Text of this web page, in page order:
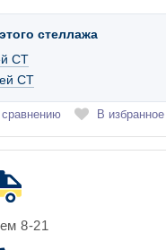
стеллажа
СТ
СТ
сравнению В избранное
8-21